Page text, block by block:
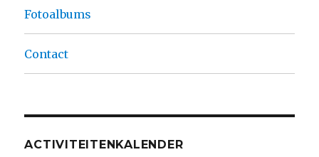
Fotoalbums
Contact
ACTIVITEITENKALENDER